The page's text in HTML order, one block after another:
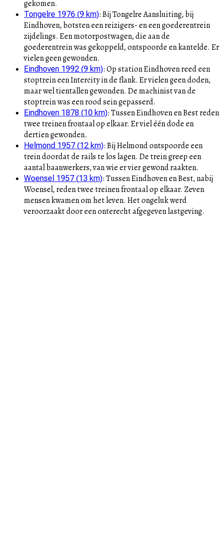
gekomen.
Tongelre 1976 (9 km):Bij Tongelre Aansluiting, bij
Eindhoven, botsten een reizigers- en een goederentrein
zijdelings. Een motorpostwagen, die aan de
goederentrein was gekoppeld, ontspoorde en kantelde. Er
vielen geen gewonden.
Eindhoven 1992 (9 km):Op station Eindhoven reed een
stoptrein een Intercity in de flank. Er vielen geen doden,
maar wel tientallen gewonden. De machinist van de
stoptrein was een rood sein gepasserd.
Eindhoven 1878 (10 km):Tussen Eindhoven en Best reden
twee treinen frontaal op elkaar. Er viel één dode en
dertien gewonden.
Helmond 1957 (12 km):Bij Helmond ontspoorde een
trein doordat de rails te los lagen. De trein greep een
aantal baanwerkers, van wie er vier gewond raakten.
Woensel 1957 (13 km):Tussen Eindhoven en Best, nabij
Woensel, reden twee treinen frontaal op elkaar. Zeven
mensen kwamen om het leven. Het ongeluk werd
veroorzaakt door een onterecht afgegeven lastgeving.